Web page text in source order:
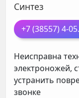
Синтез
+7 (38557) 4-05
Неисправна
электроножей,
устранить
звонке